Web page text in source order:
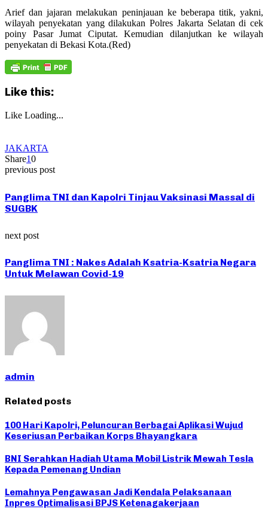
Arief dan jajaran melakukan peninjauan ke beberapa titik, yakni,
wilayah penyekatan yang dilakukan Polres Jakarta Selatan di cek
poiny Pasar Jumat Ciputat. Kemudian dilanjutkan ke wilayah
penyekatan di Bekasi Kota.(Red)
Like this:
Like Loading...
JAKARTA
Share10
previous post
Panglima TNI dan Kapolri Tinjau Vaksinasi Massal di
SUGBK
next post
Panglima TNI : Nakes Adalah Ksatria-Ksatria Negara
Untuk Melawan Covid-19
admin
Related posts
100 Hari Kapolri, Peluncuran Berbagai Aplikasi Wujud
Keseriusan Perbaikan Korps Bhayangkara
BNI Serahkan Hadiah Utama Mobil Listrik Mewah Tesla
Kepada Pemenang Undian
Lemahnya Pengawasan Jadi Kendala Pelaksanaan
Inpres Optimalisasi BPJS Ketenagakerjaan